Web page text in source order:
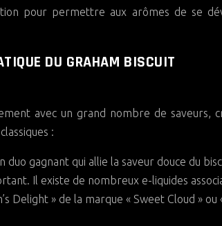
pour permettre aux arômes de se
DU GRAHAM BISCUIT
avec un grand nombre de saveurs,
:
duo gagnant qui allie la saveur douce du
Il existe de nombreux e-liquides
Delight » de la marque « Sweet Cloud » ou